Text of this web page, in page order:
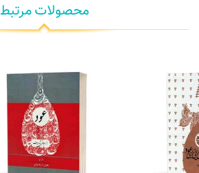
محصولات مرتبط